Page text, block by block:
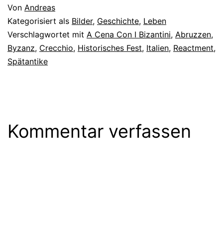
Von Andreas
Kategorisiert als Bilder, Geschichte, Leben
Verschlagwortet mit A Cena Con I Bizantini, Abruzzen,
Byzanz, Crecchio, Historisches Fest, Italien, Reactment,
Spätantike
Kommentar verfassen